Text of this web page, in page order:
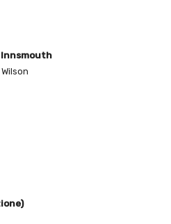
Innsmouth